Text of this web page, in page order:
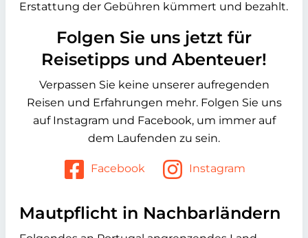
Erstattung der Gebühren kümmert und bezahlt.
Folgen Sie uns jetzt für
Reisetipps und Abenteuer!
Verpassen Sie keine unserer aufregenden
Reisen und Erfahrungen mehr. Folgen Sie uns
auf Instagram und Facebook, um immer auf
dem Laufenden zu sein.
Facebook Instagram
Mautpflicht in Nachbarländern